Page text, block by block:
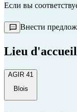
Если вы
Внести
Lieu d'accueil
AGIR 41
Blois